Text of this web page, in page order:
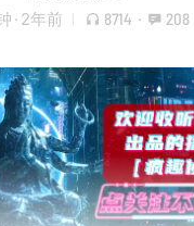
· 2年前 8714 · 208